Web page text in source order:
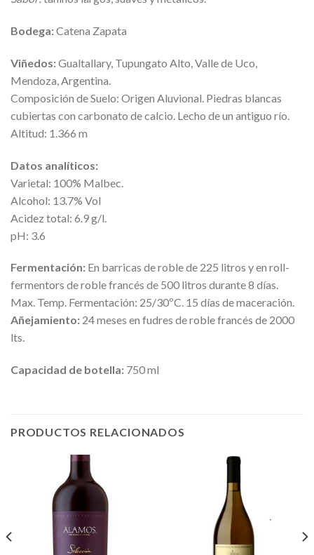
Bodega:Catena Zapata
Viñedos:Gualtallary, Tupungato Alto, Valle de Uco,
Mendoza, Argentina.
Composición de Suelo: Origen Aluvional. Piedras blancas
cubiertas con carbonato de calcio. Lecho de un antiguo río.
Altitud: 1.366 m
Datos analíticos:
Varietal: 100% Malbec.
Alcohol: 13.7% Vol
Acidez total: 6.9 g/l.
pH: 3.6
Fermentación: En barricas de roble de 225 litros y en roll-
fermentors de roble francés de 500 litros durante 8 días.
Max. Temp. Fermentación: 25/30ºC. 15 días de maceración.
Añejamiento: 24 meses en fudres de roble francés de 2000
lts.
Capacidad de botella: 750 ml
PRODUCTOS RELACIONADOS